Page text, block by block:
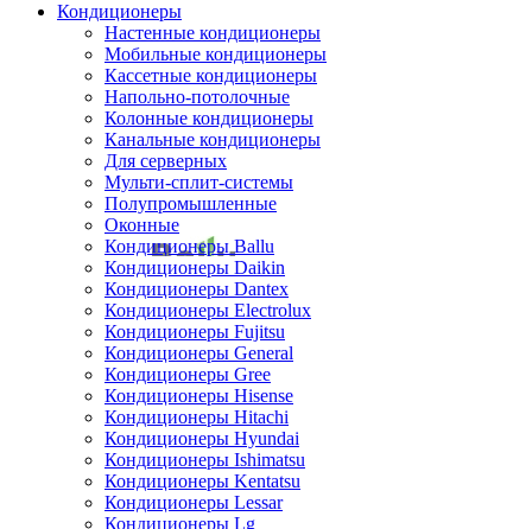
Кондиционеры
Настенные кондиционеры
Мобильные кондиционеры
Кассетные кондиционеры
Напольно-потолочные
Колонные кондиционеры
Канальные кондиционеры
Для серверных
Мульти-сплит-системы
Полупромышленные
Оконные
Кондиционеры Ballu
Кондиционеры Daikin
Кондиционеры Dantex
Кондиционеры Electrolux
Кондиционеры Fujitsu
Кондиционеры General
Кондиционеры Gree
Кондиционеры Hisense
Кондиционеры Hitachi
Кондиционеры Hyundai
Кондиционеры Ishimatsu
Кондиционеры Kentatsu
Кондиционеры Lessar
Кондиционеры Lg